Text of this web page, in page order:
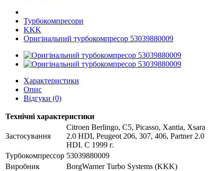
Турбокомпресори
KKK
Оригінальний турбокомпресор 53039880009
Характеристики
Опис
Відгуки (0)
Технічні характеристики
Застосування
Citroen Berlingo, C5, Picasso, Xantia, Xsara
2.0 HDI, Peugeot 206, 307, 406, Partner 2.0
HDI. C 1999 г.
Турбокомпрессор 53039880009
Виробник
BorgWarner Turbo Systems (KKK)